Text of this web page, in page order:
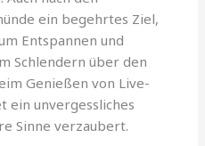
ein begehrtes Ziel,
Entspannen und
Schlendern über den
Genießen von Live-
ein unvergessliches
Sinne verzaubert.